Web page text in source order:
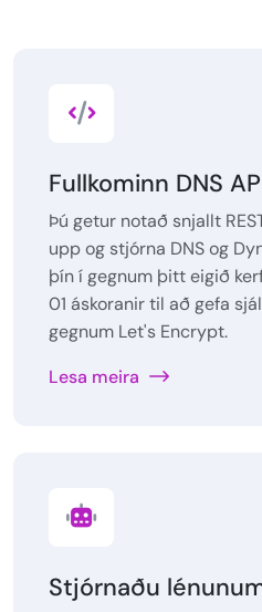
Fullkominn DNS
Þú getur notað snjallt
upp og stjórna DNS og
þín í gegnum þitt eigið
01 áskoranir til að gefa
gegnum Let's Encrypt.
Lesa meira
Stjórnaðu